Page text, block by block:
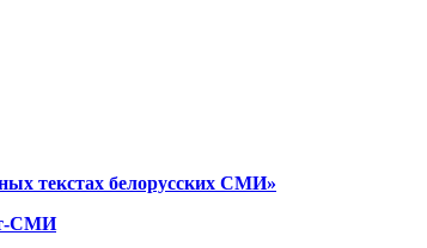
текстах белорусских СМИ»
СМИ